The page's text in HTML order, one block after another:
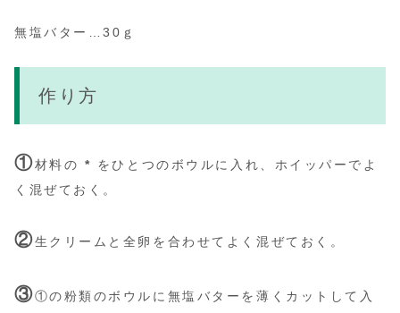
無塩バター…30ｇ
作り方
①材料の * をひとつのボウルに入れ、ホイッパーでよ
く混ぜておく。
②生クリームと全卵を合わせてよく混ぜておく。
③①の粉類のボウルに無塩バターを薄くカットして入